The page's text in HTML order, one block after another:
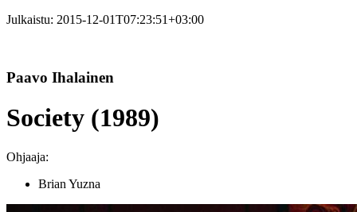
Julkaistu: 2015-12-01T07:23:51+03:00
Paavo Ihalainen
Society (1989)
Ohjaaja:
Brian Yuzna